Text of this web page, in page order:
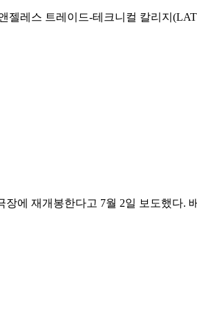
젤레스 트레이드-테크니컬 칼리지
에 재개봉한다고 7월 2일 보도했다.